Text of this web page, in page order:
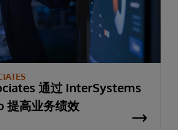
通过 InterSystems
提高业务绩效